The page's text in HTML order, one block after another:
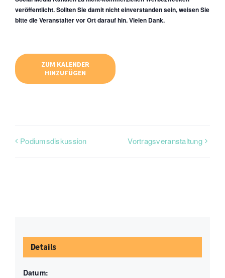
veröffentlicht. Sollten Sie damit nicht einverstanden sein, weisen Sie
bitte die Veranstalter vor Ort darauf hin. Vielen Dank.
ZUM KALENDER
HINZUFÜGEN
Podiumsdiskussion Vortragsveranstaltung
Details
Datum: